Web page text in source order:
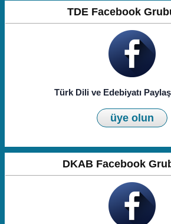
TDE Facebook
Türk Dili ve Edebiyatı
üye olun
DKAB Facebook